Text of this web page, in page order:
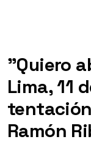
"Quiero
Lima, 11
Ramón